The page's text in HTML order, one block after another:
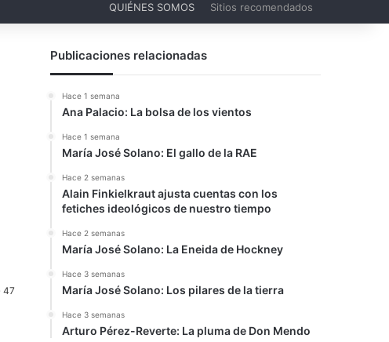
QUIÉNES SOMOS Sitios recomendados
47
Publicaciones relacionadas
Hace 1 semana
Ana Palacio: La bolsa de los vientos
Hace 1 semana
María José Solano: El gallo de la RAE
Hace 2 semanas
Alain Finkielkraut ajusta cuentas con los
fetiches ideológicos de nuestro tiempo
Hace 2 semanas
María José Solano: La Eneida de Hockney
Hace 3 semanas
María José Solano: Los pilares de la tierra
Hace 3 semanas
Arturo Pérez-Reverte: La pluma de Don Mendo